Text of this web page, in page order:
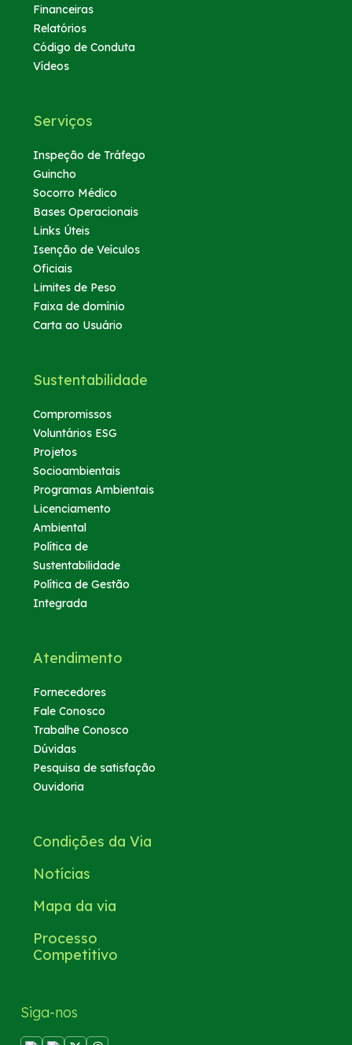
Financeiras
Relatórios
Código de Conduta
Vídeos
Serviços
Inspeção de Tráfego
Guincho
Socorro Médico
Bases Operacionais
Links Úteis
Isenção de Veículos
Oficiais
Limites de Peso
Faixa de domínio
Carta ao Usuário
Sustentabilidade
Compromissos
Voluntários ESG
Projetos
Socioambientais
Programas Ambientais
Licenciamento
Ambiental
Política de
Sustentabilidade
Política de Gestão
Integrada
Atendimento
Fornecedores
Fale Conosco
Trabalhe Conosco
Dúvidas
Pesquisa de satisfação
Ouvidoria
Condições da Via
Notícias
Mapa da via
Processo
Competitivo
Siga-nos